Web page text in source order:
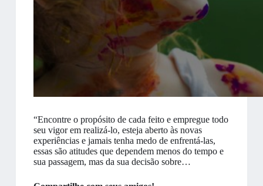
“Encontre o propósito de cada feito e empregue todo
seu vigor em realizá-lo, esteja aberto às novas
experiências e jamais tenha medo de enfrentá-las,
essas são atitudes que dependem menos do tempo e
sua passagem, mas da sua decisão sobre…